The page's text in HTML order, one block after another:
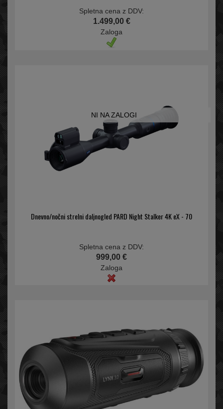
Spletna cena z DDV:
1.499,00 €
Zaloga
NI NA ZALOGI
Dnevno/nočni strelni daljnogled PARD Night Stalker 4K eX - 70
Spletna cena z DDV:
999,00 €
Zaloga